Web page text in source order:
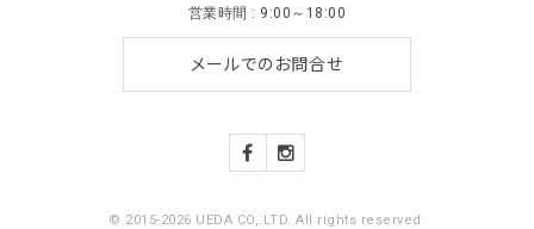
営業時間 : 9:00～18:00
メールでのお問合せ
© 2015-2026 UEDA CO,.LTD. All rights reserved.